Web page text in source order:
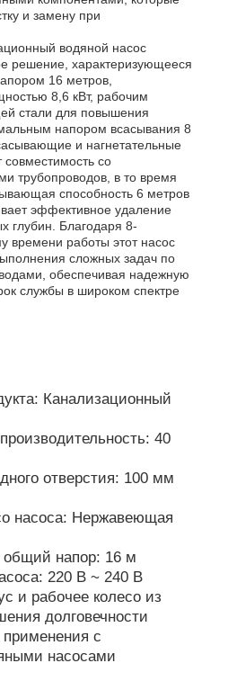
генератора
пользы
уровнем шума
и замену при
водяной насос
решение, характеризующееся
16 метров,
8,6 кВт, рабочим
стали для повышения
напором всасывания 8
и нагнетательные
совместимость со
трубопроводов, в то время
способность 6 метров
эффективное удаление
глубин. Благодаря 8-
времени работы этот насос
сложных задач по
обеспечивая надежную
службы в широком спектре
Канализационный
40
отверстия: 100 мм
насоса: Нержавеющая
напор: 16 м
220 В ~ 240 В
и рабочее колесо из
долговечности
с
насосами